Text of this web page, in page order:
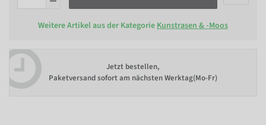
Weitere Artikel aus der Kategorie Kunstrasen & -Moos
Jetzt bestellen,
Paketversand sofort am nächsten Werktag(Mo-Fr)